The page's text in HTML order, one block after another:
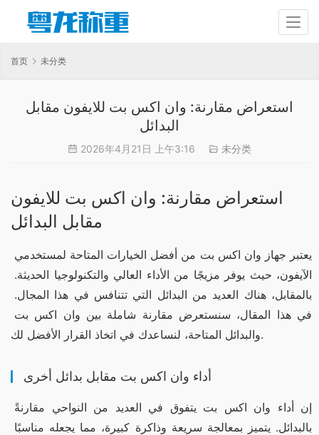
首页 未分类
استعراض مقارنة: وان اكس بت للايفون مقابل
البدائل
2026年4月21日 上午3:16 未分类
استعراض مقارنة: وان اكس بت للايفون
مقابل البدائل
والبدائل المتاحة، لنساعدك في اتخاذ القرار الأفضل لك.
أداء وان اكس بت مقابل بدائل أخرى